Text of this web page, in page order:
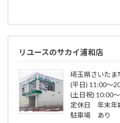
リユースのサカイ浦和店
埼玉県さいたま
(平日) 11:00～
(土日祝) 10:00
定休日 年末年
駐車場 あり